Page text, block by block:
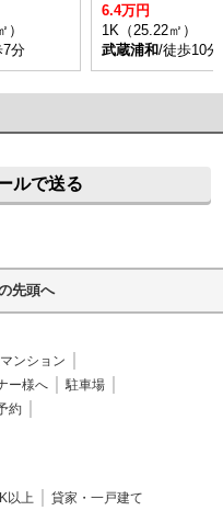
7分
6.4万円
1K（25.22㎡）
武蔵浦和/徒歩10分
ルで送る
先頭へ
ンション
ー様へ
駐車場
約
以上 貸家・一戸建て